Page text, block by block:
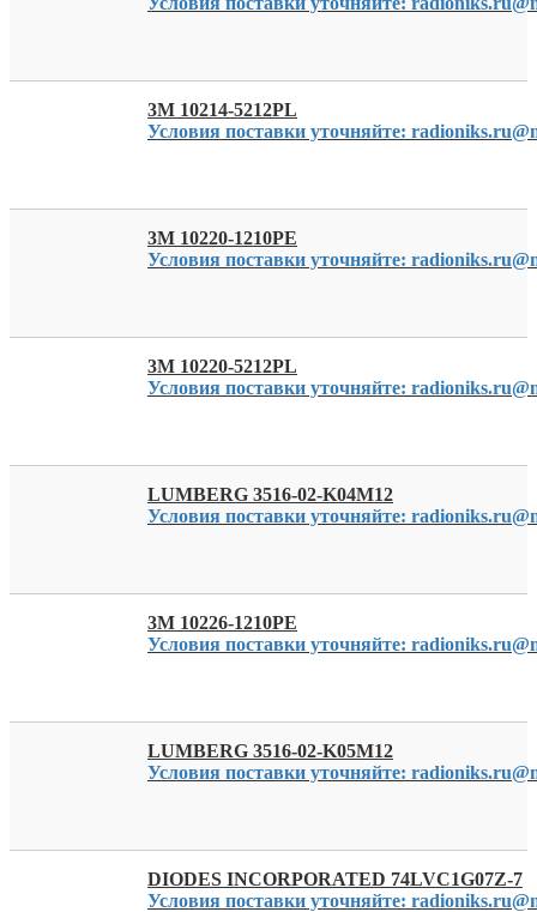
3M 10214-5212PL
Условия поставки уточняйте:
3M 10220-1210PE
Условия поставки уточняйте:
3M 10220-5212PL
Условия поставки уточняйте:
LUMBERG 3516-02-K04M12
Условия поставки уточняйте:
3M 10226-1210PE
Условия поставки уточняйте:
LUMBERG 3516-02-K05M12
Условия поставки уточняйте:
DIODES INCORPORATED 74LVC1G07Z-7
Условия поставки уточняйте: